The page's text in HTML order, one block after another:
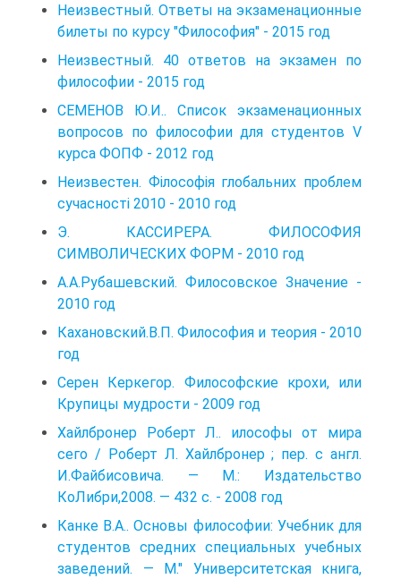
Неизвестный. Ответы на экзаменационные
билеты по курсу "Философия" - 2015 год
Неизвестный. 40 ответов на экзамен по
философии - 2015 год
СЕМЕНОВ Ю.И.. Список экзаменационных
вопросов по философии для студентов V
курса ФОПФ - 2012 год
Неизвестен. Філософія глобальних проблем
сучасності 2010 - 2010 год
Э. КАССИРЕРА. ФИЛОСОФИЯ
СИМВОЛИЧЕСКИХ ФОРМ - 2010 год
А.А.Рубашевский. Филосовское Значение -
2010 год
Кахановский.В.П. Философия и теория - 2010
год
Серен Керкегор. Философские крохи, или
Крупицы мудрости - 2009 год
Хайлбронер Роберт Л.. илософы от мира
сего / Роберт Л. Хайлбронер ; пер. с англ.
И.Файбисовича. — М.: Издательство
КоЛибри,2008. — 432 с. - 2008 год
Канке В.А.. Основы философии: Учебник для
студентов средних специальных учебных
заведений. — М." Университетская книга,